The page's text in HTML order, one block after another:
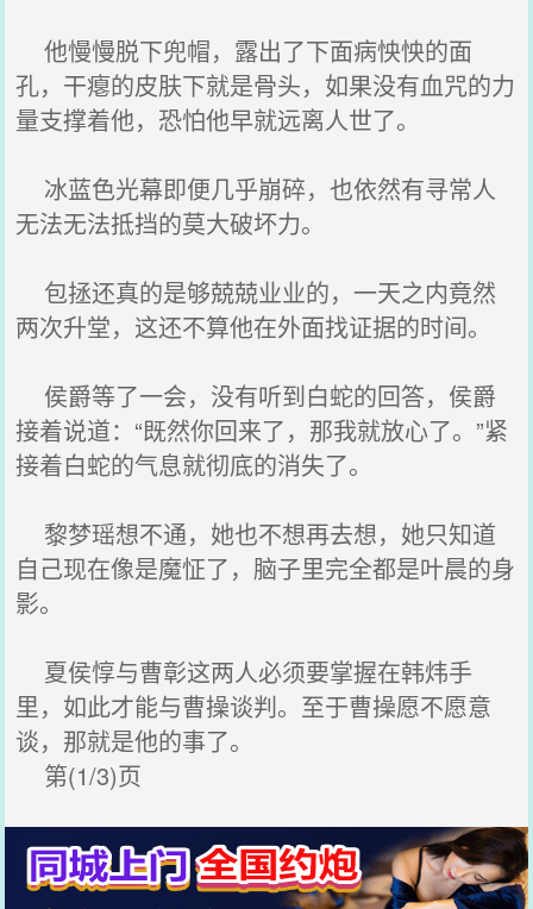
他慢慢脱下兜帽，露出了下面病怏怏的面
孔，干瘪的皮肤下就是骨头，如果没有血咒的力
量支撑着他，恐怕他早就远离人世了。
冰蓝色光幕即便几乎崩碎，也依然有寻常人
无法无法抵挡的莫大破坏力。
包拯还真的是够兢兢业业的，一天之内竟然
两次升堂，这还不算他在外面找证据的时间。
侯爵等了一会，没有听到白蛇的回答，侯爵
接着说道：“既然你回来了，那我就放心了。”紧
接着白蛇的气息就彻底的消失了。
黎梦瑶想不通，她也不想再去想，她只知道
自己现在像是魔怔了，脑子里完全都是叶晨的身
影。
夏侯惇与曹彰这两人必须要掌握在韩炜手
里，如此才能与曹操谈判。至于曹操愿不愿意
谈，那就是他的事了。
第(1/3)页